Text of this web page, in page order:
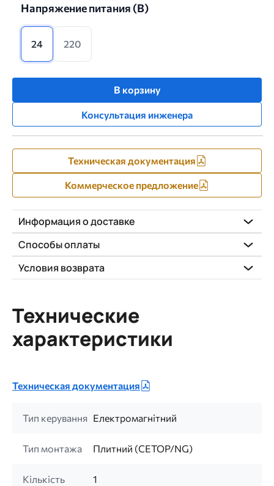
Напряжение питания (B)
24 220
В корзину
Консультация инженера
Техническая документация
Коммерческое предложение
Информация о доставке
Способы оплаты
Условия возврата
Технические
характеристики
Техническая документация
Тип керування Електромагнітний
Тип монтажа Плитний (CETOP/NG)
Кількість
1